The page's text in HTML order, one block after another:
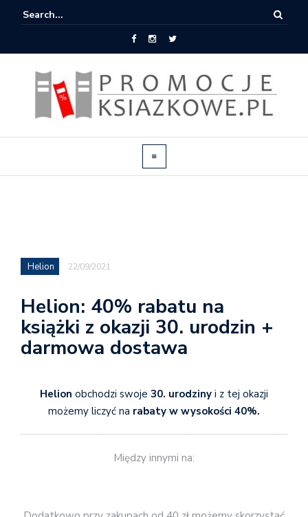
Helion 22/09/2021
Helion: 40% rabatu na
książki z okazji 30. urodzin +
darmowa dostawa
Helion obchodzi swoje 30. urodziny i z tej okazji
możemy liczyć na rabaty w wysokości 40%.
Między innymi na: